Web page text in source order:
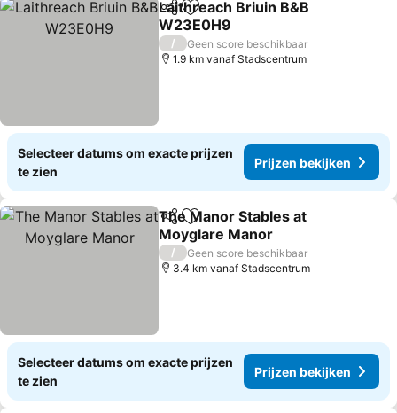
DelenToevoegen aan favorieten
Laithreach Briuin B&B
W23E0H9
Prijzen bekijken
/
Geen score beschikbaar
1.9 km vanaf Stadscentrum
Selecteer datums om exacte prijzen
te zien
Prijzen bekijken
DelenToevoegen aan favorieten
The Manor Stables at
Moyglare Manor
Prijzen bekijken
/
Geen score beschikbaar
3.4 km vanaf Stadscentrum
Selecteer datums om exacte prijzen
te zien
Prijzen bekijken